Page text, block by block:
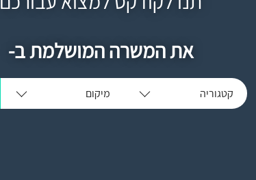
את המשרה המושלמת ב-
קטגוריה מיקום